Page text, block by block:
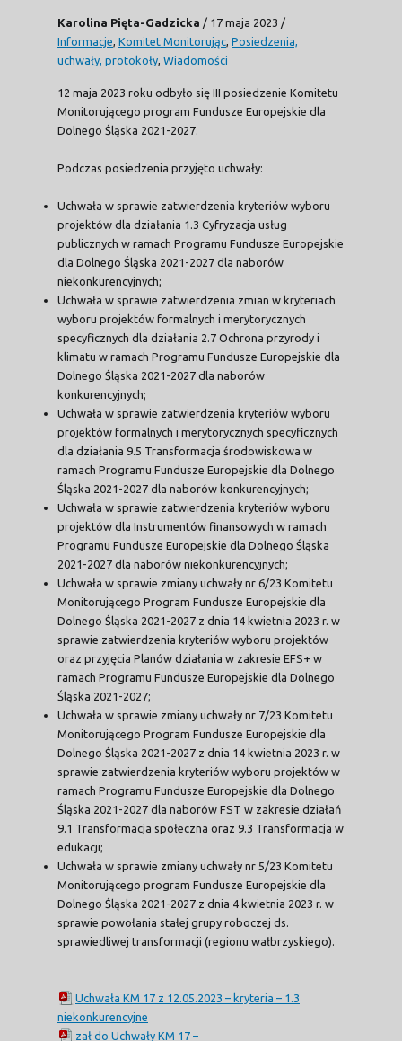
Karolina Pięta-Gadzicka / 17 maja 2023 /
Informacje Komitet Monitorując Posiedzenia,
uchwały, protokoły Wiadomości
12 maja 2023 roku odbyło się III posiedzenie Komitetu
Monitorującego program Fundusze Europejskie dla
Dolnego Śląska 2021-2027.
Podczas posiedzenia przyjęto uchwały:
Uchwała w sprawie zatwierdzenia kryteriów wyboru
projektów dla działania 1.3 Cyfryzacja usług
publicznych w ramach Programu Fundusze Europejskie
dla Dolnego Śląska 2021-2027 dla naborów
niekonkurencyjnych;
Uchwała w sprawie zatwierdzenia zmian w kryteriach
wyboru projektów formalnych i merytorycznych
specyficznych dla działania 2.7 Ochrona przyrody i
klimatu w ramach Programu Fundusze Europejskie dla
Dolnego Śląska 2021-2027 dla naborów
konkurencyjnych;
Uchwała w sprawie zatwierdzenia kryteriów wyboru
projektów formalnych i merytorycznych specyficznych
dla działania 9.5 Transformacja środowiskowa w
ramach Programu Fundusze Europejskie dla Dolnego
Śląska 2021-2027 dla naborów konkurencyjnych;
Uchwała w sprawie zatwierdzenia kryteriów wyboru
projektów dla Instrumentów finansowych w ramach
Programu Fundusze Europejskie dla Dolnego Śląska
2021-2027 dla naborów niekonkurencyjnych;
Uchwała w sprawie zmiany uchwały nr 6/23 Komitetu
Monitorującego Program Fundusze Europejskie dla
Dolnego Śląska 2021-2027 z dnia 14 kwietnia 2023 r. w
sprawie zatwierdzenia kryteriów wyboru projektów
oraz przyjęcia Planów działania w zakresie EFS+ w
ramach Programu Fundusze Europejskie dla Dolnego
Śląska 2021-2027;
Uchwała w sprawie zmiany uchwały nr 7/23 Komitetu
Monitorującego Program Fundusze Europejskie dla
Dolnego Śląska 2021-2027 z dnia 14 kwietnia 2023 r. w
sprawie zatwierdzenia kryteriów wyboru projektów w
ramach Programu Fundusze Europejskie dla Dolnego
Śląska 2021-2027 dla naborów FST w zakresie działań
9.1 Transformacja społeczna oraz 9.3 Transformacja w
edukacji;
Uchwała w sprawie zmiany uchwały nr 5/23 Komitetu
Monitorującego program Fundusze Europejskie dla
Dolnego Śląska 2021-2027 z dnia 4 kwietnia 2023 r. w
sprawie powołania stałej grupy roboczej ds.
sprawiedliwej transformacji (regionu wałbrzyskiego).
Uchwała KM 17 z 12.05.2023 – kryteria – 1.3
niekonkurencyjne
zał do Uchwały KM 17 –